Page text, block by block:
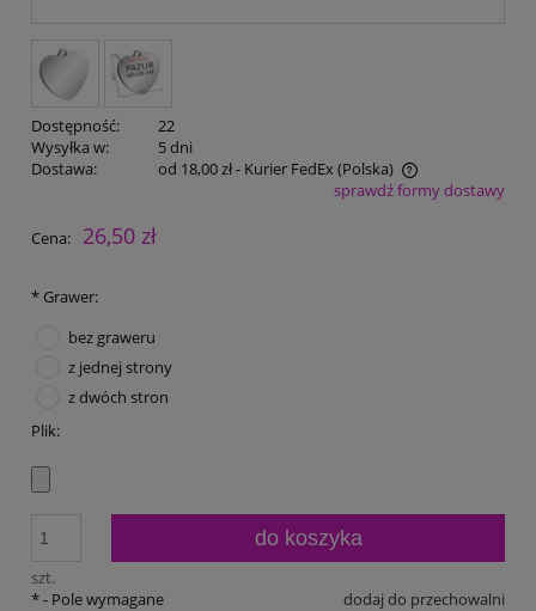
Dostępność:
22
Wysyłka w:
5 dni
Dostawa:
od 18,00 zł- Kurier FedEx(Polska)
Cena nie zawiera ewentualnych kosztów płatnościsprawdź formy dostawy
Cena: 26,50 zł
* Grawer:
bez graweru
z jednej strony
z dwóch stron
Plik:
szt.
do koszyka
dodaj do przechowalni
*- Pole wymagane